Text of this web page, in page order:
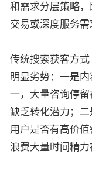
和需求分层策略
交易或深度服务需
传统搜索获客方
明显劣势：一是
一，大量咨询停留
缺乏转化潜力；
用户是否有高价值
浪费大量时间精力